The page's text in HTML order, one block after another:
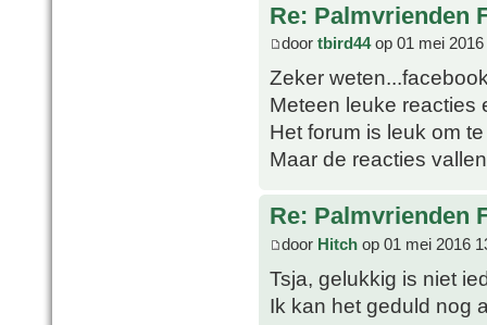
Re: Palmvrienden
door tbird44op 01 mei 2016
Zeker
Meteen leuke reacties
Het forum is leuk om
Maar de reacties
Re: Palmvrienden
door Hitch op 01 mei 2016
Tsja, gelukkig is niet
Ik kan het geduld nog